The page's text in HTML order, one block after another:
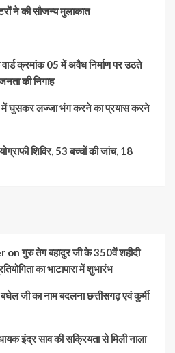
ने की सौजन्य मुलाकात
क्रमांक 05 में अवैध निर्माण पर उठते
की निगाह
में घुसकर लज्जा भंग करने का प्रयास करने
शिविर, 53 बच्चों की जांच, 18
onगुरु तेग बहादुर जी के 350वें शहीदी
का भाटापारा में शुभारंभ
जी का नाम बदलना छत्तीसगढ़ एवं कुर्मी
इंद्र साव की सक्रियता से मिली नाला